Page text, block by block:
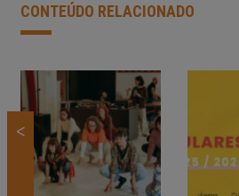
CONTEÚDO RELACIONADO
<